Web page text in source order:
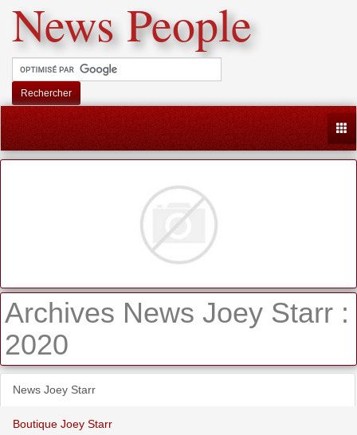
News People
Rechercher
Archives News Joey Starr :
2020
News Joey Starr
Boutique Joey Starr